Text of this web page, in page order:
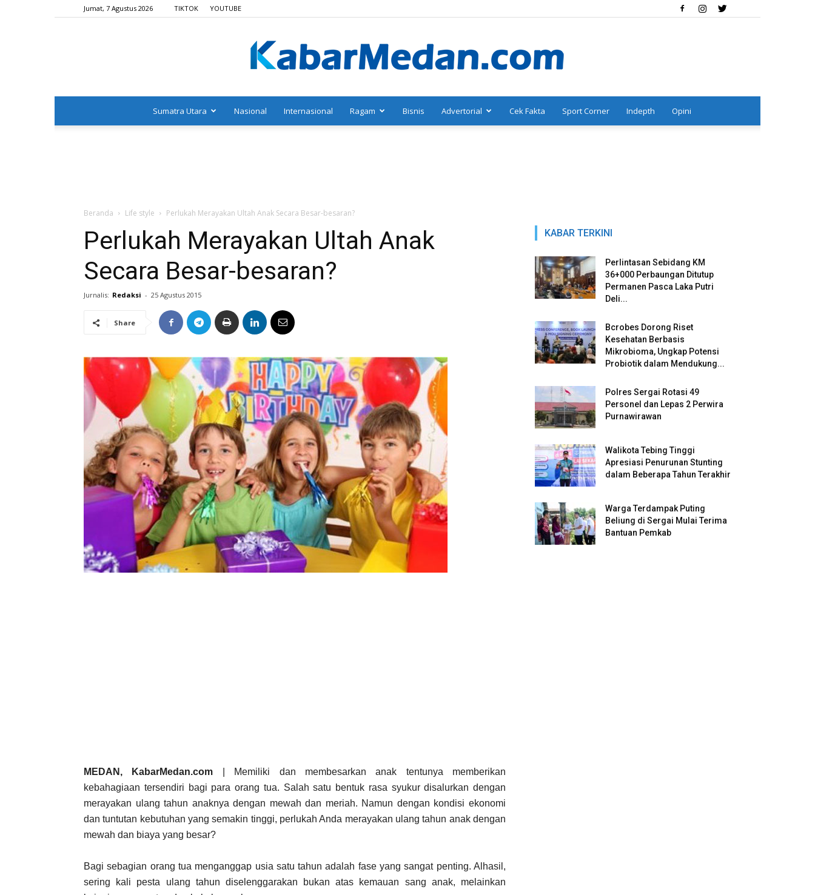
Jumat, 7 Agustus 2026 TIKTOK YOUTUBE
Sumatra Utara Nasional Internasional Ragam Bisnis Advertorial Cek Fakta Sport Corner Indepth Opini
Beranda Life style Perlukah Merayakan Ultah Anak Secara Besar-besaran?
Perlukah Merayakan Ultah Anak
Secara Besar-besaran?
Jurnalis: Redaksi - 25 Agustus 2015
Share
MEDAN, KabarMedan.com | Memiliki dan membesarkan anak tentunya memberikan
kebahagiaan tersendiri bagi para orang tua. Salah satu bentuk rasa syukur disalurkan dengan
merayakan ulang tahun anaknya dengan mewah dan meriah. Namun dengan kondisi ekonomi
dan tuntutan kebutuhan yang semakin tinggi, perlukah Anda merayakan ulang tahun anak dengan
mewah dan biaya yang besar?
Bagi sebagian orang tua menganggap usia satu tahun adalah fase yang sangat penting. Alhasil,
sering kali pesta ulang tahun diselenggarakan bukan atas kemauan sang anak, melainkan
KABAR TERKINI
Perlintasan Sebidang KM
36+000 Perbaungan Ditutup
Permanen Pasca Laka Putri
Deli...
Bcrobes Dorong Riset
Kesehatan Berbasis
Mikrobioma, Ungkap Potensi
Probiotik dalam Mendukung...
Polres Sergai Rotasi 49
Personel dan Lepas 2 Perwira
Purnawirawan
Walikota Tebing Tinggi
Apresiasi Penurunan Stunting
dalam Beberapa Tahun Terakhir
Warga Terdampak Puting
Beliung di Sergai Mulai Terima
Bantuan Pemkab